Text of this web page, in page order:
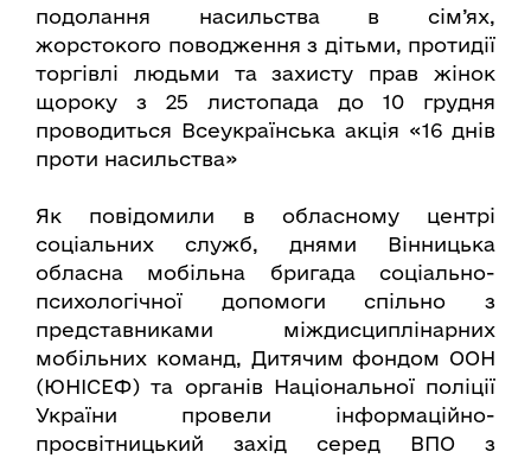
подолання насильства в сім’ях,
жорстокого поводження з дітьми, протидії
торгівлі людьми та захисту прав жінок
щороку з 25 листопада до 10 грудня
проводиться Всеукраїнська акція «16 днів
проти насильства»
Як повідомили в обласному центрі
соціальних служб, днями Вінницька
обласна мобільна бригада соціально-
психологічної допомоги спільно з
представниками міждисциплінарних
мобільних команд, Дитячим фондом ООН
(ЮНІСЕФ) та органів Національної поліції
України провели інформаційно-
просвітницький захід серед ВПО з